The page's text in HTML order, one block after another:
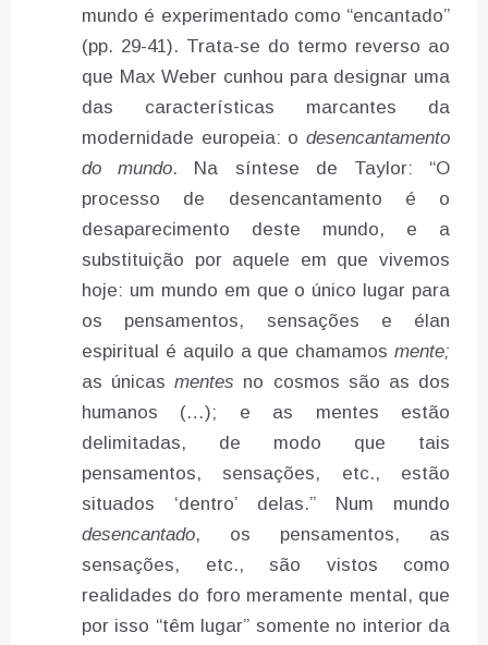
mundo é experimentado como “encantado”
(pp. 29-41). Trata-se do termo reverso ao
que Max Weber cunhou para designar uma
das características marcantes da
modernidade europeia: o desencantamento
do mundo. Na síntese de Taylor: “O
processo de desencantamento é o
desaparecimento deste mundo, e a
substituição por aquele em que vivemos
hoje: um mundo em que o único lugar para
os pensamentos, sensações e élan
espiritual é aquilo a que chamamos mente;
as únicasmentes no cosmos são as dos
humanos (…); e as mentes estão
delimitadas, de modo que tais
pensamentos, sensações, etc., estão
situados ‘dentro’ delas.” Num mundo
desencantado, os pensamentos, as
sensações, etc., são vistos como
realidades do foro meramente mental, que
por isso “têm lugar” somente no interior da